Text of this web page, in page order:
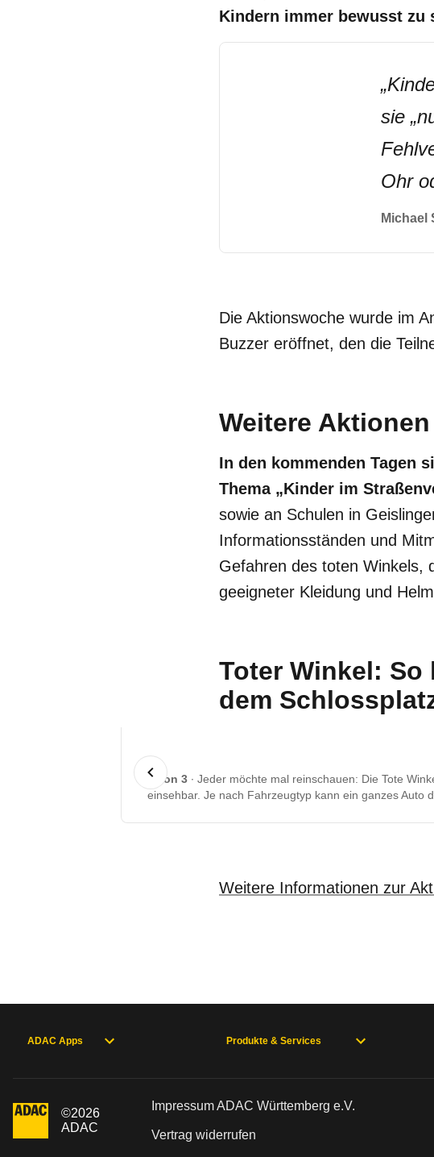
Kindern immer bewusst zu
„
sie
Ohr
Michael
Die Aktionswoche wurde im
Buzzer eröffnet, den die
Weitere
In den kommenden Tagen
Thema „Kinder im
sowie an Schulen in
Informationsständen und
Gefahren des toten Winkels,
geeigneter Kleidung und
Toter Winkel:
dem
1 von 3
Jeder möchte mal reinschauen: Die Tote
einsehbar. Je nach Fahrzeugtyp kann ein ganzes Auto
Weitere Informationen zur
ADAC Apps Produkte & Services
©2026
ADAC
Impressum ADAC Württemberg e.V.
Vertrag widerrufen